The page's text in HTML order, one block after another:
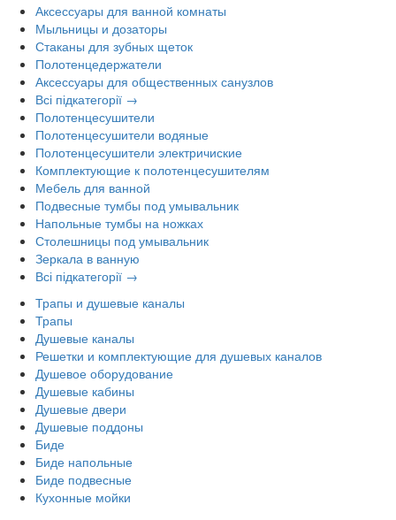
Аксессуары для ванной комнаты
Мыльницы и дозаторы
Стаканы для зубных щеток
Полотенцедержатели
Аксессуары для общественных санузлов
Всі підкатегорії →
Полотенцесушители
Полотенцесушители водяные
Полотенцесушители электричиские
Комплектующие к полотенцесушителям
Мебель для ванной
Подвесные тумбы под умывальник
Напольные тумбы на ножках
Столешницы под умывальник
Зеркала в ванную
Всі підкатегорії →
Трапы и душевые каналы
Трапы
Душевые каналы
Решетки и комплектующие для душевых каналов
Душевое оборудование
Душевые кабины
Душевые двери
Душевые поддоны
Биде
Биде напольные
Биде подвесные
Кухонные мойки